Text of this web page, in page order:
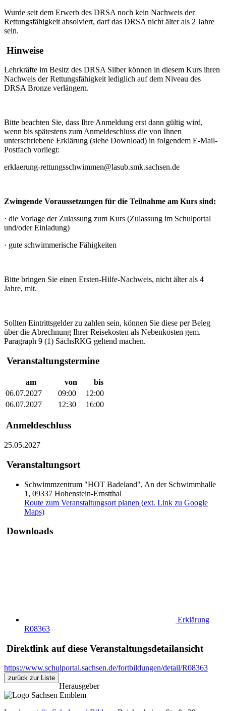
Wurde seit dem Erwerb des DRSA noch kein Nachweis der
Rettungsfähigkeit absolviert, darf das DRSA nicht älter als 2 Jahre
sein.
Hinweise
Lehrkräfte im Besitz des DRSA Silber können in diesem Kurs ihren
Nachweis der Rettungsfähigkeit lediglich auf dem Niveau des
DRSA Bronze verlängern.
Bitte beachten Sie, dass Ihre Anmeldung erst dann gültig wird,
wenn bis spätestens zum Anmeldeschluss die von Ihnen
unterschriebene Erklärung (siehe Download) in folgendem E-Mail-
Postfach vorliegt:
erklaerung-rettungsschwimmen@lasub.smk.sachsen.de
Zwingende Voraussetzungen für die Teilnahme am Kurs sind:
· die Vorlage der Zulassung zum Kurs (Zulassung im Schulportal
und/oder Einladung)
· gute schwimmerische Fähigkeiten
Bitte bringen Sie einen Ersten-Hilfe-Nachweis, nicht älter als 4
Jahre, mit.
Sollten Eintrittsgelder zu zahlen sein, können Sie diese per Beleg
über die Abrechnung Ihrer Reisekosten als Nebenkosten gem.
Paragraph 9 (1) SächsRKG geltend machen.
Veranstaltungstermine
am von
bis
06.07.2027
09:00
12:00
06.07.2027
12:30 16:00
Anmeldeschluss
25.05.2027
Veranstaltungsort
Schwimmzentrum "HOT Badeland", An der Schwimmhalle
1, 09337 Hohenstein-Ernstthal
Route zum Veranstaltungsort planen (ext. Link zu Google
Maps)
Downloads
Erklärung
R08363
Direktlink auf diese Veranstaltungsdetailansicht
https://www.schulportal.sachsen.de/fortbildungen/detail/R08363
zurück zur Liste
Herausgeber